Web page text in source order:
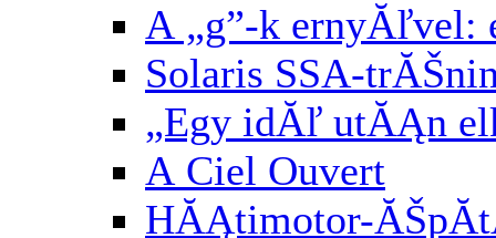
A „g”-k ernyĂľvel:
Solaris SSA-
„Egy idĂľ utĂĄn
A Ciel Ouvert
HĂĄtimotor-